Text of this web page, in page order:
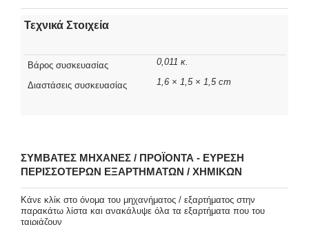
Τεχνικά Στοιχεία
Βάρος συσκευασίας 0,011 κ.
Διαστάσεις συσκευασίας 1,6 × 1,5 × 1,5 cm
ΣΥΜΒΑΤΈΣ ΜΗΧΑΝΈΣ / ΠΡΟΪΌΝΤΑ - ΕΎΡΕΣΗ
ΠΕΡΙΣΣΌΤΕΡΩΝ ΕΞΑΡΤΗΜΆΤΩΝ / ΧΗΜΙΚΏΝ
Κάνε κλίκ στο όνομα του μηχανήματος / εξαρτήματος στην
παρακάτω λίστα και ανακάλυψε όλα τα εξαρτήματα που του
ταιριάζουν